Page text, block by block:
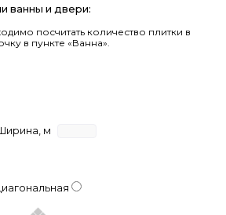
ванны и двери:
посчитать количество плитки в
в пункте «Ванна».
м